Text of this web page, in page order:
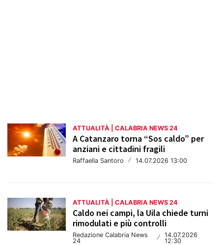
ATTUALITÀ | CALABRIA NEWS 24
A Catanzaro torna “Sos caldo” per
anziani e cittadini fragili
Raffaella Santoro / 14.07.2026 13:00
ATTUALITÀ | CALABRIA NEWS 24
Caldo nei campi, la Uila chiede turni
rimodulati e più controlli
Redazione Calabria News
24
/ 14.07.2026
12:30